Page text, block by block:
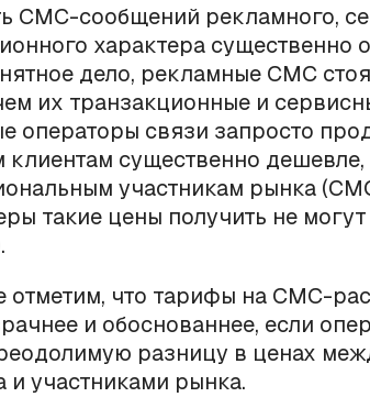
СМС-сообщений рекламного,
характера существенно
дело, рекламные СМС
их транзакционные и
операторы связи запросто
клиентам существенно
участникам рынка
такие цены получить не
отметим, что тарифы на СМС-
и обоснованнее, если
разницу в ценах
участниками рынка.